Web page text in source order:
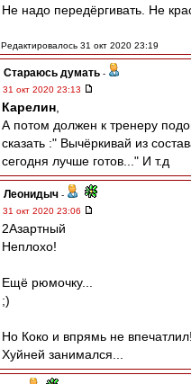
Не надо передёргивать. Не
Редактировалось 31 окт 2020 23:19
Стараюсь думать -
31 окт 2020 23:13
Карелин
А потом должен к тренеру
сказать :" Вычёркивай из
сегодня лучше готов..." И т.д
Леонидыч -
31 окт 2020 23:06
2Азартный
Неплохо!
Ещё рюмочку...
;)
Но Коко и впрямь не впечатлил!
Хуйней занимался...